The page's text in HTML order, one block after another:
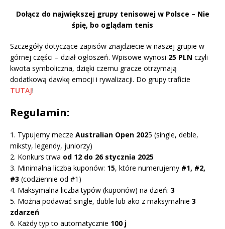
Dołącz do największej grupy tenisowej w Polsce – Nie
śpię, bo oglądam tenis
Szczegóły dotyczące zapisów znajdziecie w naszej grupie w
górnej części – dział ogłoszeń. Wpisowe wynosi 25 PLN czyli
kwota symboliczna, dzięki czemu gracze otrzymają
dodatkową dawkę emocji i rywalizacji. Do grupy traficie
TUTAJ!
Regulamin:
1. Typujemy mecze Australian Open 2025 (single, deble,
miksty, legendy, juniorzy)
2. Konkurs trwa od 12 do 26 stycznia 2025
3. Minimalna liczba kuponów: 15, które numerujemy #1, #2,
#3 (codziennie od #1)
4. Maksymalna liczba typów (kuponów) na dzień: 3
5. Można podawać single, duble lub ako z maksymalnie 3
zdarzeń
6. Każdy typ to automatycznie 100 j